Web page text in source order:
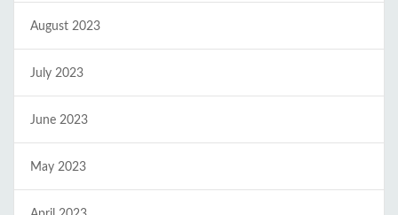
August 2023
July 2023
June 2023
May 2023